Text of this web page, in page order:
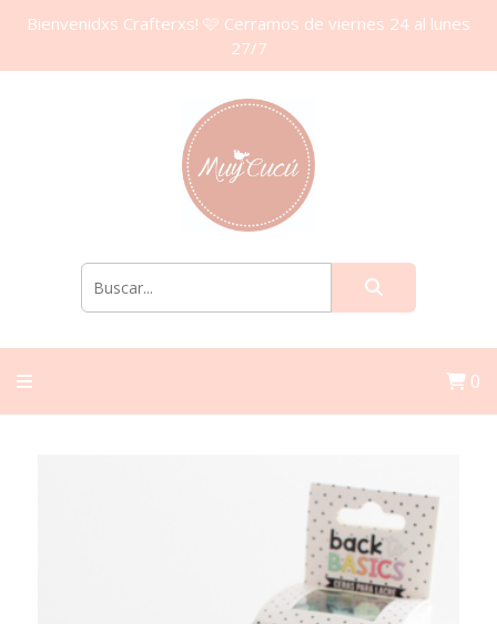
Bienvenidxs Crafterxs! 🩷 Cerramos de viernes 24 al lunes
27/7
0